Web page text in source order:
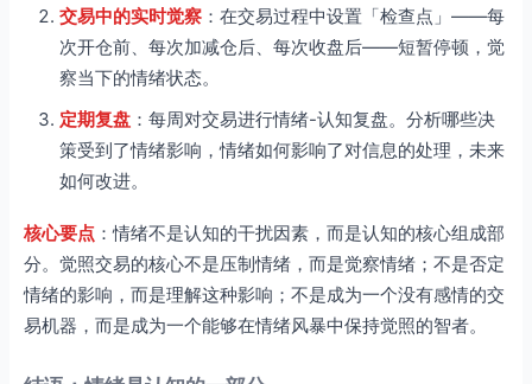
交易中的实时觉察 ：在交易过程中设置「检查点」——每
次开仓前、每次加减仓后、每次收盘后——短暂停顿，觉
察当下的情绪状态。
定期复盘 ：每周对交易进行情绪-认知复盘。分析哪些决
策受到了情绪影响，情绪如何影响了对信息的处理，未来
如何改进。
核心要点 ：情绪不是认知的干扰因素，而是认知的核心组成部
分。觉照交易的核心不是压制情绪，而是觉察情绪；不是否定
情绪的影响，而是理解这种影响；不是成为一个没有感情的交
易机器，而是成为一个能够在情绪风暴中保持觉照的智者。